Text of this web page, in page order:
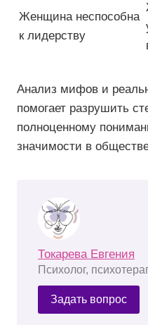
Женщина неспособна
к лидерству
Анализ мифов и
помогает разрушить
полноценному
значимости в
Токарева Евгения
Психолог,
Задать вопрос